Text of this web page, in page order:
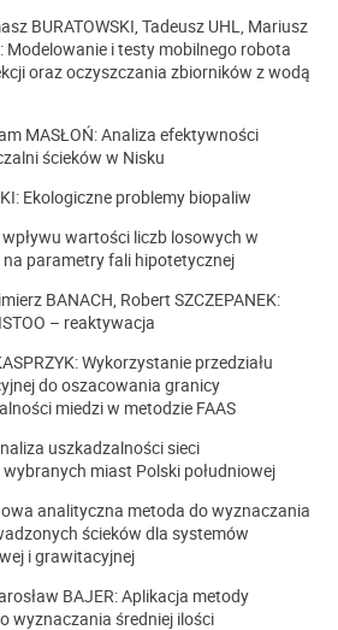
BURATOWSKI, Tadeusz UHL, Mariusz
Modelowanie i testy mobilnego robota
oraz oczyszczania zbiorników z wodą
MASŁOŃ: Analiza efektywności
ścieków w Nisku
Ekologiczne problemy biopaliw
wpływu wartości liczb losowych w
parametry fali hipotetycznej
BANACH, Robert SZCZEPANEK:
– reaktywacja
Wykorzystanie przedziału
do oszacowania granicy
miedzi w metodzie FAAS
uszkadzalności sieci
miast Polski południowej
analityczna metoda do wyznaczania
ścieków dla systemów
i grawitacyjnej
BAJER: Aplikacja metody
wyznaczania średniej ilości